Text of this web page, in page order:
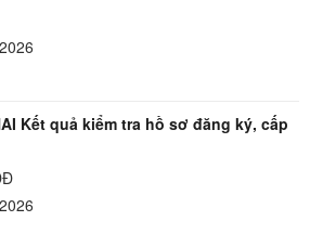
Kết quả kiểm tra hồ sơ đăng ký, cấp